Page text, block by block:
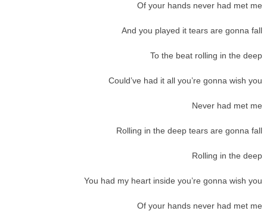
Of your hands never had met me
And you played it tears are gonna fall
To the beat rolling in the deep
Could’ve had it all you’re gonna wish you
Never had met me
Rolling in the deep tears are gonna fall
Rolling in the deep
You had my heart inside you’re gonna wish you
Of your hands never had met me